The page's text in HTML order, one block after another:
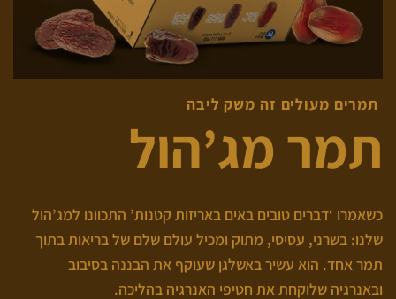
תמרים מעולים זה משק ליבה
תמר מג’הול
כשאמרו ‘דברים טובים באים באריזות קטנות’ התכוונו למג’הול
שלנו: בשרני, עסיסי, מתוק ומכיל עולם שלם של בריאות בתוך
תמר אחד. הוא עשיר באשלגן שעוקף את הבננה בסיבוב
ובאנרגיה שלוקחת את חטיפי האנרגיה בהליכה.